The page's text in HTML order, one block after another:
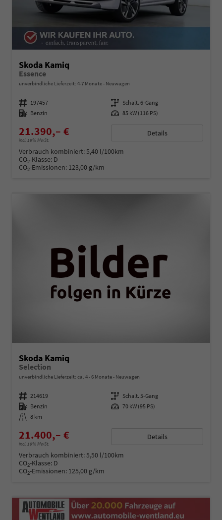
Skoda Kamiq
Essence
unverbindliche Lieferzeit: 4-7 Monate Neuwagen
Fahrzeugnummer 197457 Getriebe Schalt. 6-Gang
Kraftstoff Benzin Leistung 85 kW (116 PS)
21.390,– €
incl. 19% MwSt.
Details
Verbrauch kombiniert:5,40 l/100km
CO2-Klasse: D
CO2-Emissionen: 123,00 g/km
Skoda Kamiq
Selection
unverbindliche Lieferzeit: ca. 4 - 6 Monate Neuwagen
Fahrzeugnummer 214619 Getriebe Schalt. 5-Gang
Kraftstoff Benzin Leistung 70 kW (95 PS)
Kilometerstand 8 km
21.400,– €
incl. 19% MwSt.
Details
Verbrauch kombiniert:5,50 l/100km
CO2-Klasse: D
CO2-Emissionen: 125,00 g/km